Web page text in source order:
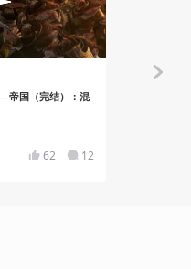
帝国（完结）：混
62 12
知识挖掘机